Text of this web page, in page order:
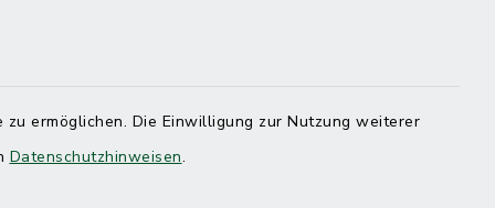
ermöglichen. Die Einwilligung zur Nutzung weiterer
Datenschutzhinweisen.